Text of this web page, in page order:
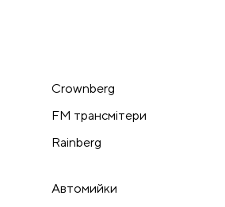
Crownberg
FM трансмітери
Rainberg
Автомийки